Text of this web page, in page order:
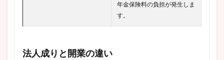
年金保険料の負担が発生しま
す。
法人成りと開業の違い